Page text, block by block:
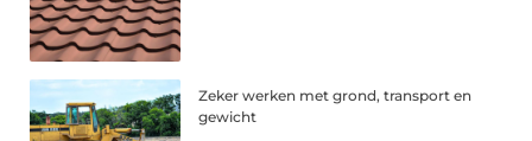
Zeker werken met grond, transport en
gewicht